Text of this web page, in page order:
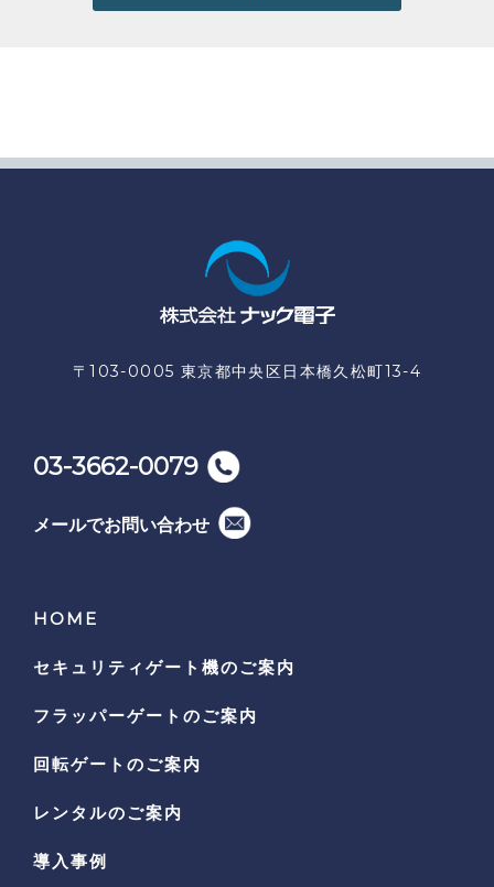
〒103-0005 東京都中央区日本橋久松町13-4
03-3662-0079
メールでお問い合わせ
HOME
セキュリティゲート機のご案内
フラッパーゲートのご案内
回転ゲートのご案内
レンタルのご案内
導入事例